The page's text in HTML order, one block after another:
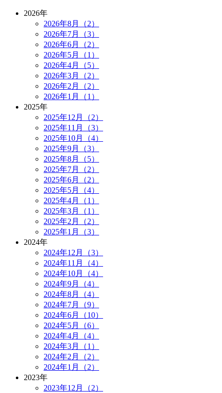
2026年
2026年8月（2）
2026年7月（3）
2026年6月（2）
2026年5月（1）
2026年4月（5）
2026年3月（2）
2026年2月（2）
2026年1月（1）
2025年
2025年12月（2）
2025年11月（3）
2025年10月（4）
2025年9月（3）
2025年8月（5）
2025年7月（2）
2025年6月（2）
2025年5月（4）
2025年4月（1）
2025年3月（1）
2025年2月（2）
2025年1月（3）
2024年
2024年12月（3）
2024年11月（4）
2024年10月（4）
2024年9月（4）
2024年8月（4）
2024年7月（9）
2024年6月（10）
2024年5月（6）
2024年4月（4）
2024年3月（1）
2024年2月（2）
2024年1月（2）
2023年
2023年12月（2）